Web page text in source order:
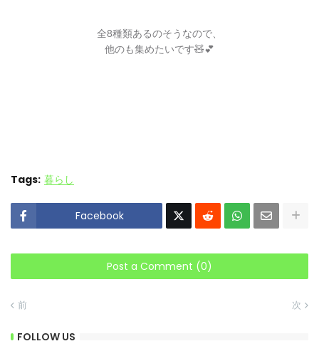
全8種類あるのそうなので、
他のも集めたいです🧸💕
Tags: 暮らし
Facebook
Post a Comment (0)
前 次
FOLLOW US